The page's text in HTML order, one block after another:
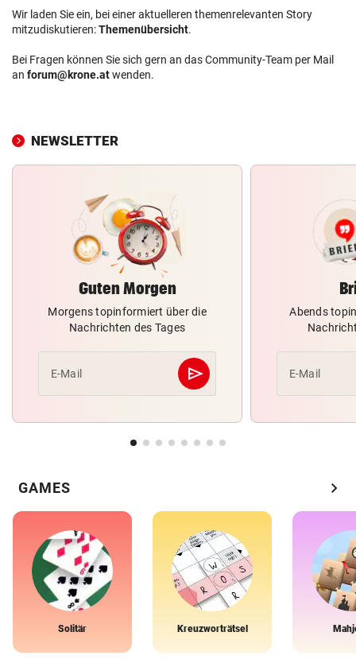
Wir laden Sie ein, bei einer aktuelleren themenrelevanten Story
mitzudiskutieren:Themenübersicht.
Bei Fragen können Sie sich gern an das Community-Team per Mail
an forum@krone.atwenden.
NEWSLETTER
Guten Morgen
Morgens topinformiert über die
Nachrichten des Tages
E-Mail send
Abschicken
Abends
E-Mail
GAMES chevron_right
Solitär Kreuzworträtsel